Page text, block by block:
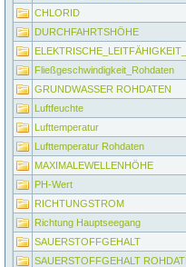
CHLORID
DURCHFAHRTSHÖHE
Fließgeschwindigkeit_Rohdaten
GRUNDWASSER ROHDATEN
Luftfeuchte
Lufttemperatur
Lufttemperatur Rohdaten
MAXIMALEWELLENHÖHE
PH-Wert
RICHTUNGSTROM
Richtung Hauptseegang
SAUERSTOFFGEHALT
SAUERSTOFFGEHALT